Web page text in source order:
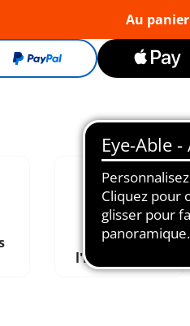
Au panier
Favorise
l'imagination